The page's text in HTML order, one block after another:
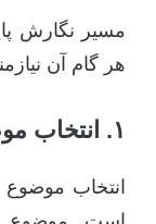
مسیر نگارش
هر گام آن
۱. انتخاب موضوع: سنگ بنای موفقیت
انتخاب موضوع